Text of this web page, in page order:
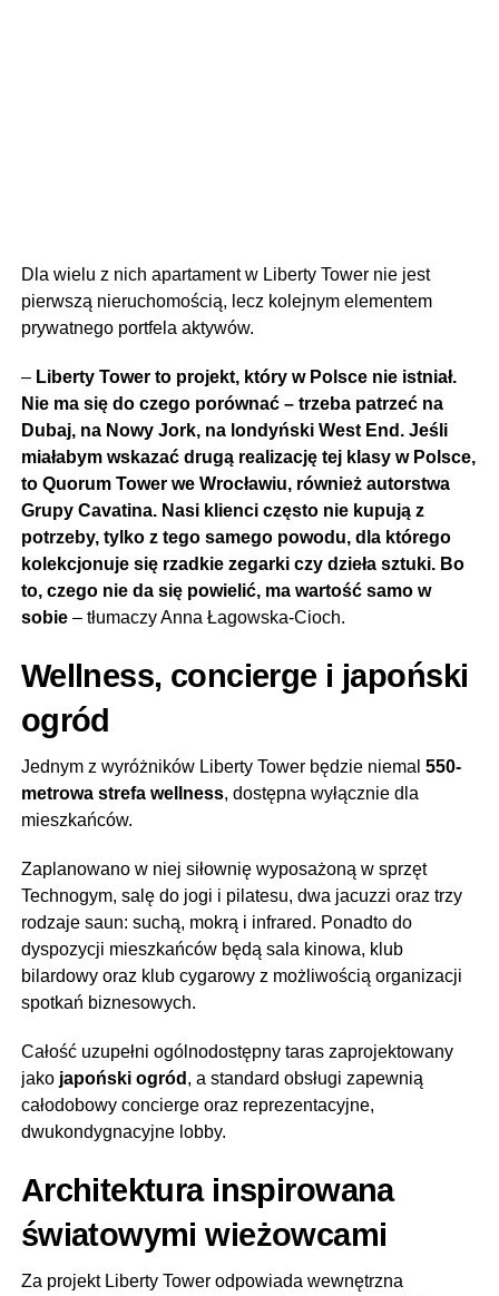
Dla wielu z nich apartament w Liberty Tower nie jest
pierwszą nieruchomością, lecz kolejnym elementem
prywatnego portfela aktywów.
– Liberty Tower to projekt, który w Polsce nie istniał.
Nie ma się do czego porównać – trzeba patrzeć na
Dubaj, na Nowy Jork, na londyński West End. Jeśli
miałabym wskazać drugą realizację tej klasy w Polsce,
to Quorum Tower we Wrocławiu, również autorstwa
Grupy Cavatina. Nasi klienci często nie kupują z
potrzeby, tylko z tego samego powodu, dla którego
kolekcjonuje się rzadkie zegarki czy dzieła sztuki. Bo
to, czego nie da się powielić, ma wartość samo w
sobie– tłumaczy Anna Łagowska-Cioch.
Wellness, concierge i japoński
ogród
Jednym z wyróżników Liberty Tower będzie niemal 550-
metrowa strefa wellness, dostępna wyłącznie dla
mieszkańców.
Zaplanowano w niej siłownię wyposażoną w sprzęt
Technogym, salę do jogi i pilatesu, dwa jacuzzi oraz trzy
rodzaje saun: suchą, mokrą i infrared. Ponadto do
dyspozycji mieszkańców będą sala kinowa, klub
bilardowy oraz klub cygarowy z możliwością organizacji
spotkań biznesowych.
Całość uzupełni ogólnodostępny taras zaprojektowany
jako japoński ogród , a standard obsługi zapewnią
całodobowy concierge oraz reprezentacyjne,
dwukondygnacyjne lobby.
Architektura inspirowana
światowymi wieżowcami
Za projekt Liberty Tower odpowiada wewnętrzna